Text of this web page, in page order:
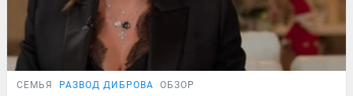
СЕМЬЯ РАЗВОД ДИБРОВА ОБЗОР